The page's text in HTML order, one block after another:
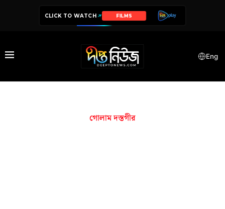
CLICK TO WATCH FILMS
Eng
গোলাম দস্তগীর